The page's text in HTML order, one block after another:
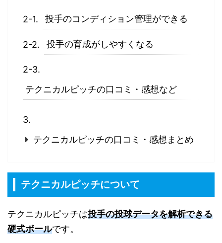
投手のコンディション管理ができる
投手の育成がしやすくなる
テクニカルピッチの口コミ・感想など
テクニカルピッチの口コミ・感想まとめ
テクニカルピッチについて
テクニカルピッチは投手の投球データを解析できる
硬式ボールです。